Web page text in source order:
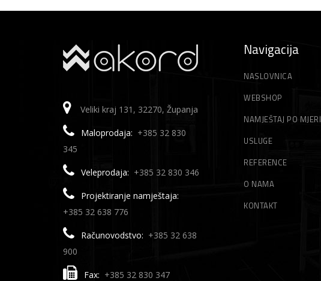
Veliki kraj 131, 32270, Županja
Maloprodaja: +385 32 830
345
Veleprodaja: +385 32 830 346
Projektiranje namještaja:
+385 32 638 776
Računovodstvo: +385 32 638
900
Fax: +385 32 830 347
Navigacija
NASLOVNICA
WEBSHOP
NAMJEŠTAJ PO MJERI
USLUGE
REFERENCE
O NAMA
KONTAKT